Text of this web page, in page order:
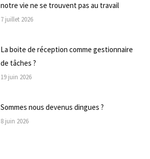
notre vie ne se trouvent pas au travail
7 juillet 2026
La boite de réception comme gestionnaire
de tâches ?
19 juin 2026
Sommes nous devenus dingues ?
8 juin 2026